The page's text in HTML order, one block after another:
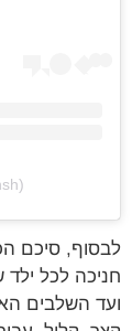
סיכם
לכל ילד